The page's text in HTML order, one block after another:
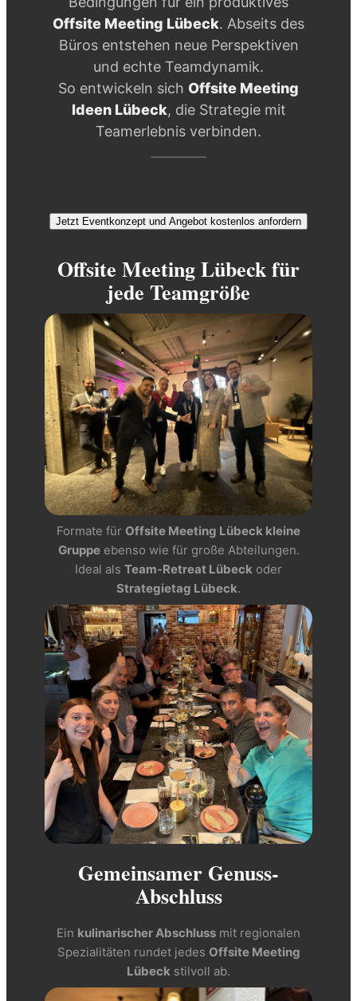
Offsite Meeting Lübeck. Abseits des
Büros entstehen neue Perspektiven
und echte Teamdynamik.
So entwickeln sich Offsite Meeting
Ideen Lübeck, die Strategie mit
Teamerlebnis verbinden.
Jetzt Eventkonzept und Angebot kostenlos anfordern
Offsite Meeting Lübeck für
jede Teamgröße
Formate für Offsite Meeting Lübeck kleine
Gruppeebenso wie für große Abteilungen.
Ideal als Team-Retreat Lübeck oder
Strategietag Lübeck.
Gemeinsamer Genuss-
Abschluss
Ein kulinarischer Abschluss mit regionalen
Spezialitäten rundet jedes Offsite Meeting
Lübeck stilvoll ab.